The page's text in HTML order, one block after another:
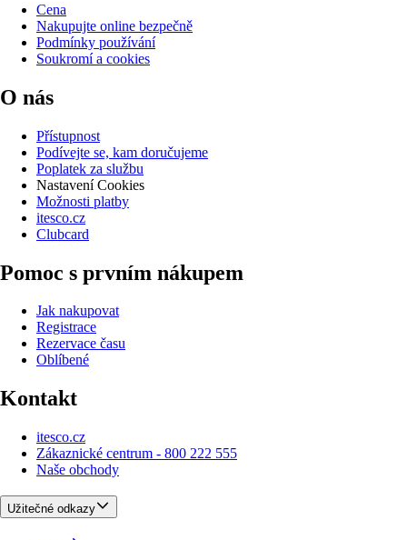
Cena
Nakupujte online bezpečně
Podmínky používání
Soukromí a cookies
O nás
Přístupnost
Podívejte se, kam doručujeme
Poplatek za službu
Nastavení Cookies
Možnosti platby
itesco.cz
Clubcard
Pomoc s prvním nákupem
Jak nakupovat
Registrace
Rezervace času
Oblíbené
Kontakt
itesco.cz
Zákaznické centrum - 800 222 555
Naše obchody
Užitečné odkazy